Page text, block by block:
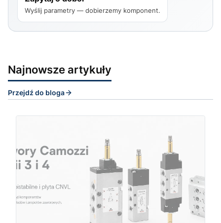
Wyślij parametry — dobierzemy komponent.
Najnowsze artykuły
Przejdź do bloga